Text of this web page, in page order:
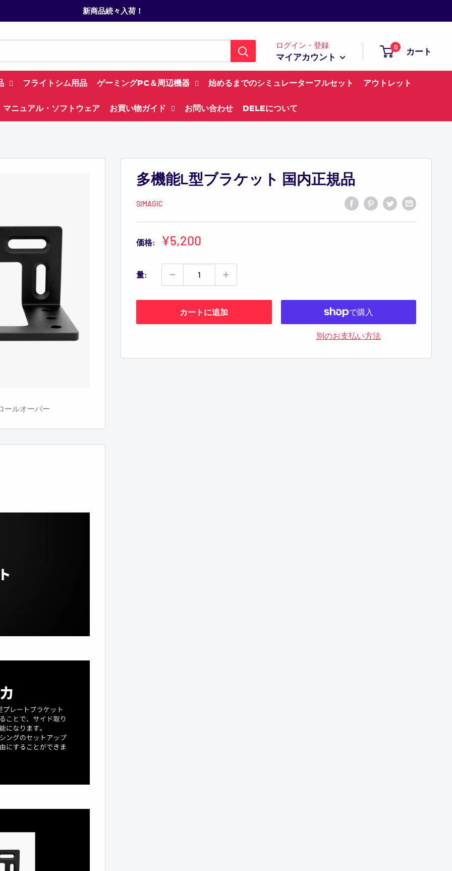
新商品続々入荷！
ログイン・登録
マイアカウント
0 カート
フライトシム用品 ゲーミングPC＆周辺機器 始めるまでのシミュレーターフルセット アウトレット
マニュアル・ソフトウェア お買い物ガイド お問い合わせ DELEについて
ールオーバー
多機能L型ブラケット 国内正規品
SIMAGIC
価格:
販
価
格
¥5,200
量:
カートに追加
別のお支払い方法